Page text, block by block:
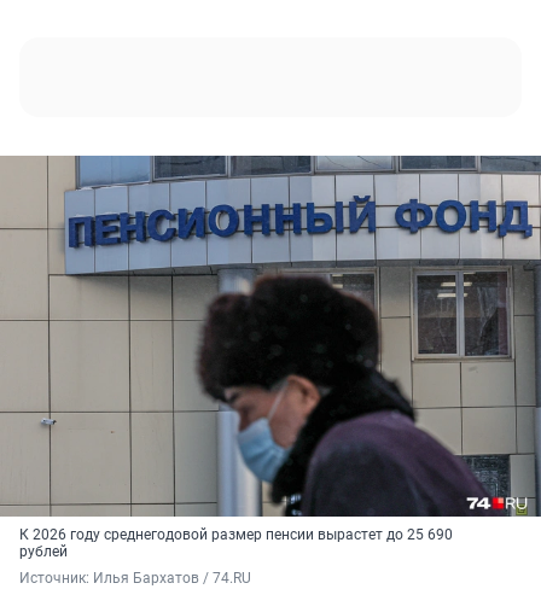
К 2026 году среднегодовой размер пенсии вырастет до 25 690
рублей
Источник: Илья Бархатов / 74.RU